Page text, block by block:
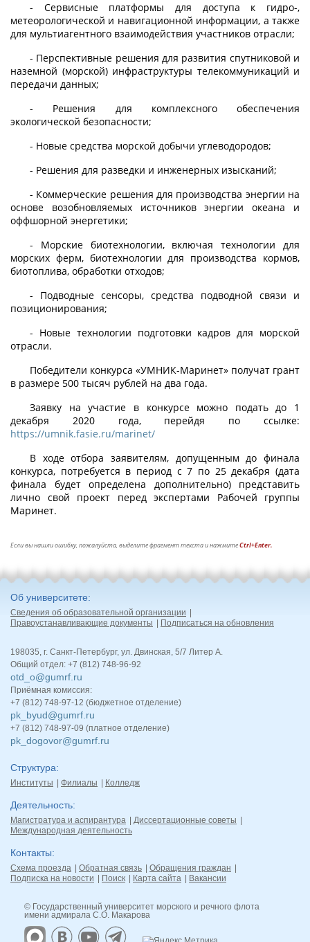
- Сервисные платформы для доступа к гидро-,
метеорологической и навигационной информации, а также
для мультиагентного взаимодействия участников отрасли;
- Перспективные решения для развития спутниковой и
наземной (морской) инфраструктуры телекоммуникаций и
передачи данных;
- Решения для комплексного обеспечения
экологической безопасности;
- Новые средства морской добычи углеводородов;
- Решения для разведки и инженерных изысканий;
- Коммерческие решения для производства энергии на
основе возобновляемых источников энергии океана и
оффшорной энергетики;
- Морские биотехнологии, включая технологии для
морских ферм, биотехнологии для производства кормов,
биотоплива, обработки отходов;
- Подводные сенсоры, средства подводной связи и
позиционирования;
- Новые технологии подготовки кадров для морской
отрасли.
Победители конкурса «УМНИК-Маринет» получат грант
в размере 500 тысяч рублей на два года.
Заявку на участие в конкурсе можно подать до 1
декабря 2020 года, перейдя по ссылке:
https://umnik.fasie.ru/marinet/
В ходе отбора заявителям, допущенным до финала
конкурса, потребуется в период с 7 по 25 декабря (дата
финала будет определена дополнительно) представить
лично свой проект перед экспертами Рабочей группы
Маринет.
Если вы нашли ошибку, пожалуйста, выделите фрагмент текста и нажмитеCtrl+Enter.
Об университете
Сведения об образовательной организации
Правоустанавливающие документы
Подписаться на обновления
198035, г. Санкт-Петербург, ул. Двинская, 5/7 Литер А.
Общий отдел: +7 (812) 748-96-92
otd_o@gumrf.ru
Приёмная комиссия:
+7 (812) 748-97-12 (бюджетное отделение)
pk_byud@gumrf.ru
+7 (812) 748-97-09 (платное отделение)
pk_dogovor@gumrf.ru
Структура
Институты Филиалы Колледж
Деятельность
Магистратура и аспирантура
Диссертационные советы
Международная деятельность
Контакты
Схема проезда Обратная связь
Обращения граждан
Подписка на новости
Поиск Карта сайта Вакансии
© Государственный университет морского и речного флота
имени адмирала С.О. Макарова